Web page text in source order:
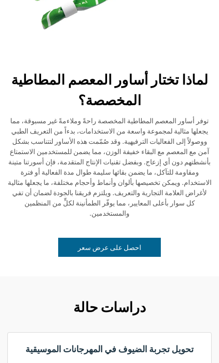
لماذا تختار أساور المعصم المطاطية
المخصصة؟
توفر أساور المعصم المطاطية المخصصة راحةً وملاءمةً غير مسبوقة، مما
يجعلها مثالية لمجموعة واسعة من الاستخدامات، بدءاً من التعريف الطبي
ووصولاً إلى الفعاليات الترفيهية. وقد صُمّمت هذه الأساور لتتناسب بشكل
آمن مع المعصم مع البقاء خفيفة الوزن، مما يضمن للمستخدمين الاستمتاع
بأنشطتهم دون أي إزعاج. وبفضل تقنيات الإنتاج المتقدمة، فإن أسورتنا متينة
ومقاومة للتآكل، ما يضمن بقائها سليمة طوال مدة الفعالية أو فترة
الاستخدام. ويمكن تخصيصها بألوان وأنماط وأحجام مختلفة، ما يجعلها مثالية
لأغراض العلامة التجارية والتعريف. ويلتزم فريقنا بالجودة لضمان أن تفي
كل سوار بأعلى المعايير، مما يوفّر الطمأنينة لكلٍّ من المنظمين
والمستخدمين.
احصل على عرض سعر
دراسات حالة
تحويل تجربة الضيوف في المهرجانات الموسيقية